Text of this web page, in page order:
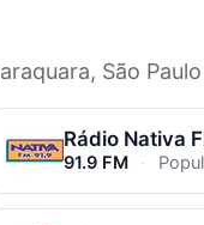
São Paulo
Rádio Nativa
91.9 FM ·